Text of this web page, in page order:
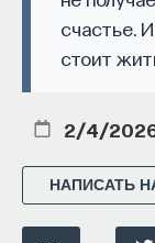
счастье.
стоит
2/4/
НАПИСАТЬ